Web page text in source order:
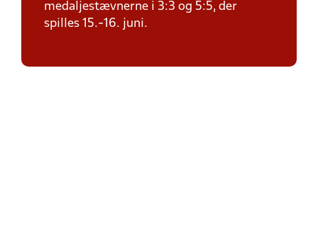
medaljestævnerne i 3:3 og 5:5, der
spilles 15.-16. juni.